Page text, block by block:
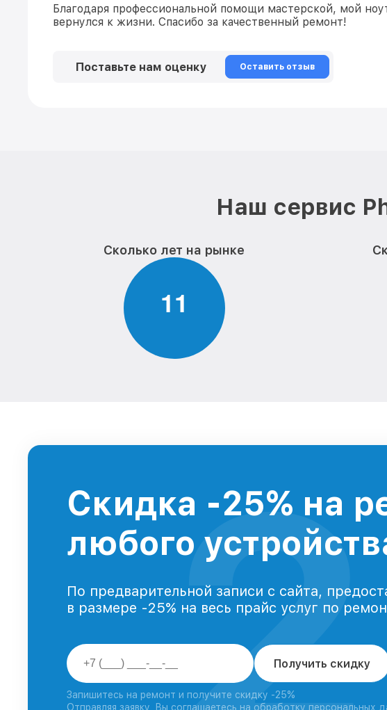
Благодаря профессиональной помощи мастерской, мой
вернулся к жизни. Спасибо за качественный ремонт!
Поставьте нам оценку Оставить отзыв
Наш сервис
Сколько лет на рынке
11
Скидка -25% на
любого
По предварительной записи с сайта,
в размере -25% на весь прайс услуг по
Получить скидку
Запишитесь на ремонт и получите скидку -25%
Отправляя заявку, Вы соглашаетесь на обработку персональных